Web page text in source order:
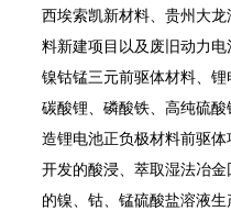
西埃索凯新材料、贵州大
料新建项目以及废旧动力电池
镍钴锰三元前驱体材料、
碳酸锂、磷酸铁、高纯
造锂电池正负极材料前驱体
开发的酸浸、萃取湿法冶金回
的镍、钴、锰硫酸盐溶液